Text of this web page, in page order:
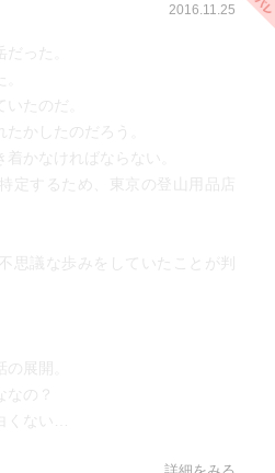
2016.11.25
った。
たのだ。
かしたのだろう。
着かなければならない。
定するため、東京の登山用品店
思議な歩みをしていたことが判
展開。
なの？
くない…